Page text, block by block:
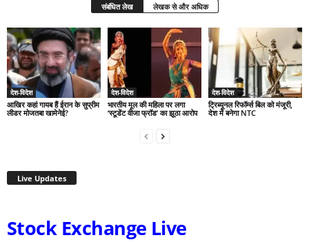
संबंधित लेख लेखक से और अधिक
देश-विदेश
आखिर कहां गायब हैं ईरान के सुप्रीम
लीडर मोजतबा खामेनेई?
देश-विदेश
भारतीय मूल की महिला पर लगा
‘स्टूडेंट वीजा फ्रॉड’ का झूठा आरोप
देश-विदेश
ट्रिब्यूनल रिफॉर्म्स बिल को मंजूरी,
देश में बनेगा NTC
Live Updates
Stock Exchange Live